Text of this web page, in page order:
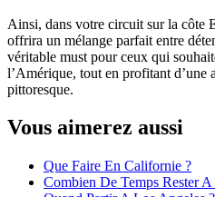
Ainsi, dans votre circuit sur la côte
offrira un mélange parfait entre
véritable must pour ceux qui
l’Amérique, tout en profitant d’une
pittoresque.
Vous aimerez aussi
Que Faire En Californie ?
Combien De Temps Rester